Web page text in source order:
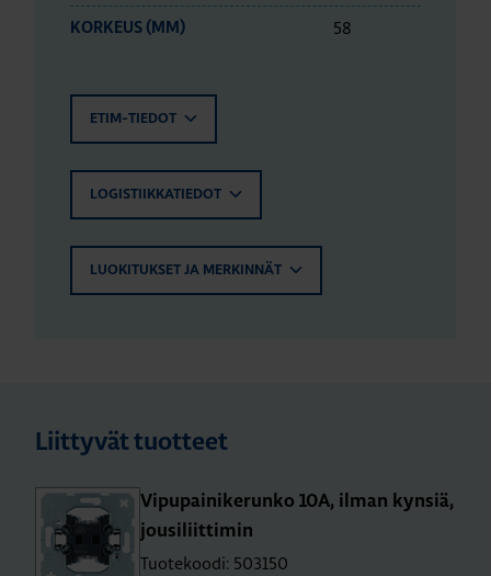
KORKEUS (MM) 58
ETIM-TIEDOT
LOGISTIIKKATIEDOT
LUOKITUKSET JA MERKINNÄT
Liittyvät tuotteet
Vi­pu­pai­ni­ke­run­ko 10A, ilman kyn­siä,
jousi­liit­ti­min
Tuotekoodi: 503150